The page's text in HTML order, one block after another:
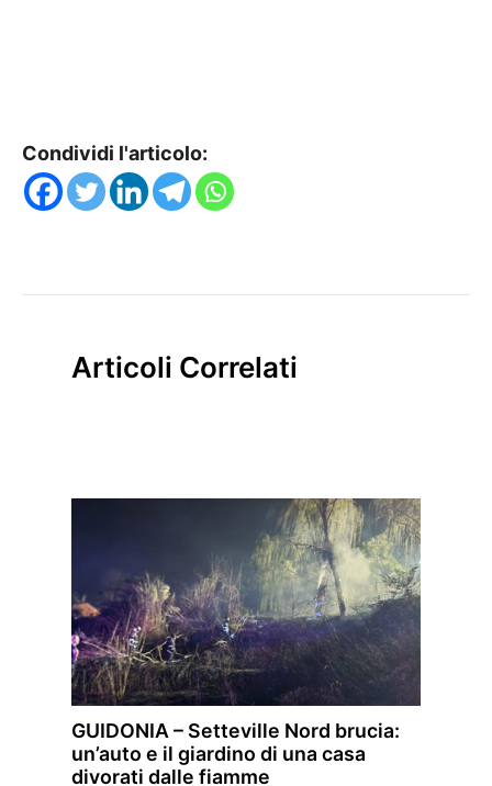
Condividi l'articolo:
Articoli Correlati
GUIDONIA – Setteville Nord brucia:
un’auto e il giardino di una casa
divorati dalle fiamme